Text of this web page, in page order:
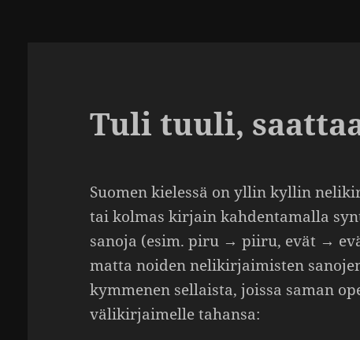
Tuli tuuli,
Suomen kielessä on yllin kyllin
tai kolmas kirjain kahden­ta­malla
sanoja (esim. piru → piiru, evät →
matta noiden neli­kir­jai­misten
kymmenen sellaista, joissa saman
väli­kir­jai­melle tahansa: